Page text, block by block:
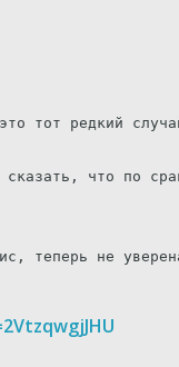
тот редкий
что по
теперь не